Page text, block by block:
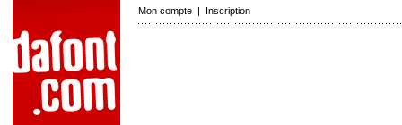
Mon compte | Inscription